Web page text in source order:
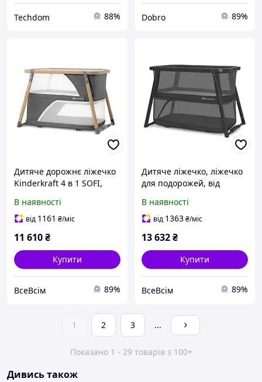
Techdom 88% Dobro 89%
Дитяче дорожнє ліжечко
Kinderkraft 4 в 1 SOFI,
додаткове дитяче ліжко,
дорожнє ліжечко з
В наявності
від 1161 ₴/міс
11 610₴
Купити
ВсеВсім 89%
Дитяче ліжечко, ліжечко
для подорожей, від
до 15 кг, швидко
складається, ідеально
В наявності
від 1363₴/міс
13 632₴
Купити
ВсеВсім 89%
1 2 3 ...
Показано 1 - 29 товарів з 100+
Дивись також